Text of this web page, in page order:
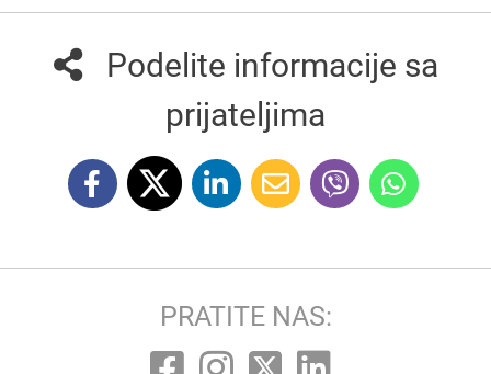
Podelite informacije sa
prijateljima
PRATITE NAS: